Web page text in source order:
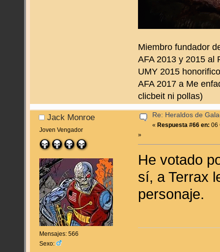
Miembro fundador
AFA 2013 y 2015 al
UMY 2015
AFA 2017 a Me
clicbeit ni pollas)
Jack Monroe
Joven Vengador
Mensajes: 566
Sexo:
Re: Heraldos de
« Respuesta #66 en: 06
»
He votado
sí, a Terrax
personaje.